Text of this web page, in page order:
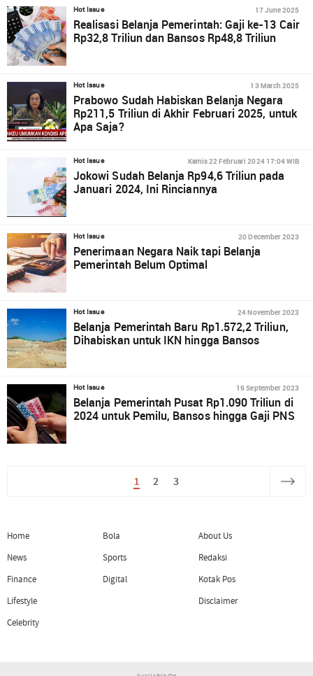
Hot Issue 17 June 2025
Realisasi Belanja Pemerintah: Gaji ke-13 Cair
Rp32,8 Triliun dan Bansos Rp48,8 Triliun
Hot Issue 13 March 2025
Prabowo Sudah Habiskan Belanja Negara
Rp211,5 Triliun di Akhir Februari 2025, untuk
Apa Saja?
Hot Issue Kamis 22 Februari 2024 17:04 WIB
Jokowi Sudah Belanja Rp94,6 Triliun pada
Januari 2024, Ini Rinciannya
Hot Issue 20 December 2023
Penerimaan Negara Naik tapi Belanja
Pemerintah Belum Optimal
Hot Issue 24 November 2023
Belanja Pemerintah Baru Rp1.572,2 Triliun,
Dihabiskan untuk IKN hingga Bansos
Hot Issue 19 September 2023
Belanja Pemerintah Pusat Rp1.090 Triliun di
2024 untuk Pemilu, Bansos hingga Gaji PNS
1 2 3
Home
News
Finance
Lifestyle
Celebrity
Bola
Sports
Digital
About Us
Redaksi
Kotak Pos
Disclaimer